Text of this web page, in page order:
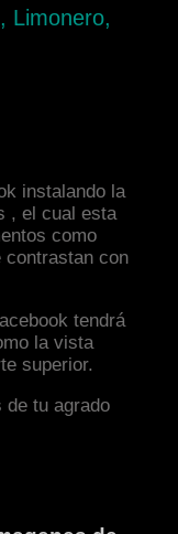
Limonero,
instalando la
, el cual esta
como
contrastan con
tendrá
la vista
superior.
de tu agrado